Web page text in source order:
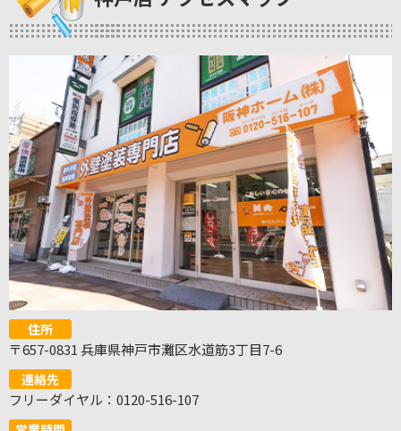
住所
〒657-0831 兵庫県神戸市灘区水道筋3丁目7-6
連絡先
フリーダイヤル：0120-516-107